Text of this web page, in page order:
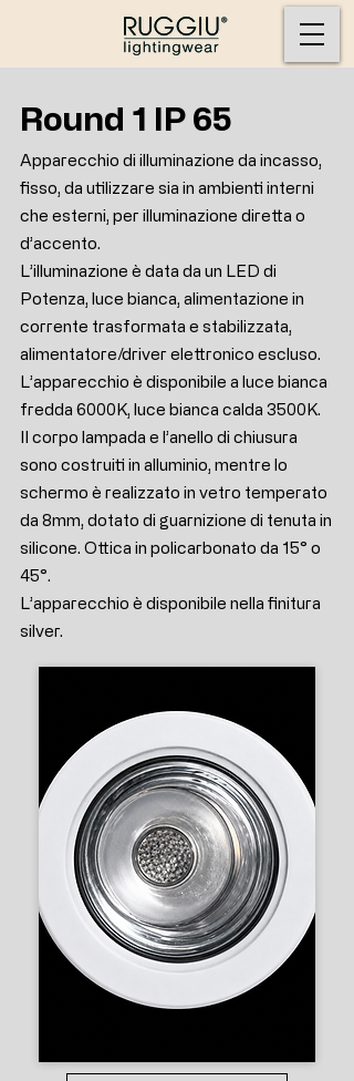
Round 1 IP 65
Apparecchio di illuminazione da incasso,
fisso, da utilizzare sia in ambienti interni
che esterni, per illuminazione diretta o
d’accento.
L’illuminazione è data da un LED di
Potenza, luce bianca, alimentazione in
corrente trasformata e stabilizzata,
alimentatore/driver elettronico escluso.
L’apparecchio è disponibile a luce bianca
fredda 6000K, luce bianca calda 3500K.
Il corpo lampada e l’anello di chiusura
sono costruiti in alluminio, mentre lo
schermo è realizzato in vetro temperato
da 8mm, dotato di guarnizione di tenuta in
silicone. Ottica in policarbonato da 15° o
45°.
L’apparecchio è disponibile nella finitura
silver.